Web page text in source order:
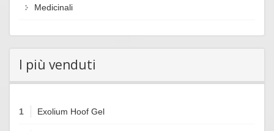
Medicinali
I più venduti
1 Exolium Hoof Gel